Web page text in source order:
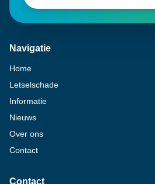
Navigatie
Home
Letselschade
Informatie
Nieuws
Over ons
Contact
Contact